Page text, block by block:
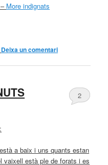
– More indignats
Deixa un comentari
2
a baix i uns quants estan
vaixell està ple de forats i es